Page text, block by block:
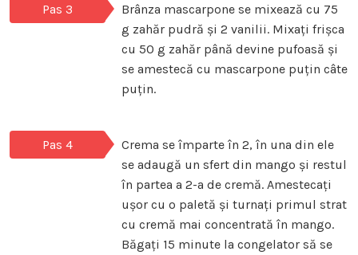
Pas 3
Brânza mascarpone se mixează cu 75
g zahăr pudră și 2 vanilii. Mixați frișca
cu 50 g zahăr până devine pufoasă și
se amestecă cu mascarpone puțin câte
puțin.
Pas 4
Crema se împarte în 2, în una din ele
se adaugă un sfert din mango și restul
în partea a 2-a de cremă. Amestecați
ușor cu o paletă și turnați primul strat
cu cremă mai concentrată în mango.
Băgați 15 minute la congelator să se